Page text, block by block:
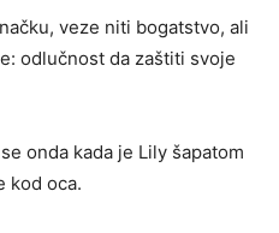
veze niti bogatstvo, ali
odlučnost da zaštiti svoje
onda kada je Lily šapatom
kod oca.